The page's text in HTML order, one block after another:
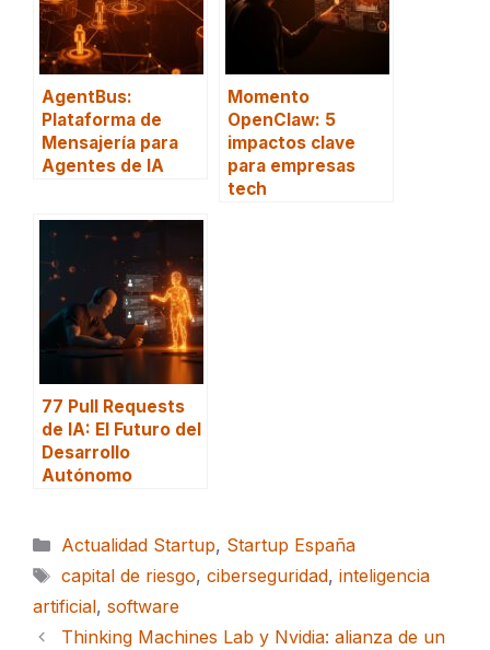
AgentBus:
Plataforma de
Mensajería para
Agentes de IA
Momento
OpenClaw: 5
impactos clave
para empresas
tech
77 Pull Requests
de IA: El Futuro del
Desarrollo
Autónomo
Categorías
Actualidad Startup, Startup España
Etiquetas
capital de riesgo, ciberseguridad, inteligencia
artificial, software
Thinking Machines Lab y Nvidia: alianza de un